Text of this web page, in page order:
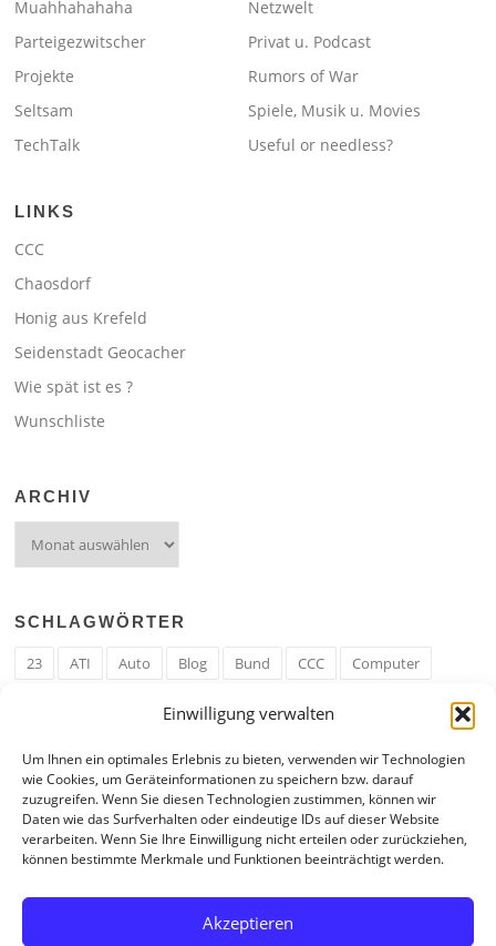
Einwilligung verwalten
Um Ihnen ein optimales Erlebnis zu bieten, verwenden wir Technologien
wie Cookies, um Geräteinformationen zu speichern bzw. darauf
zuzugreifen. Wenn Sie diesen Technologien zustimmen, können wir
Daten wie das Surfverhalten oder eindeutige IDs auf dieser Website
verarbeiten. Wenn Sie Ihre Einwilligung nicht erteilen oder zurückziehen,
können bestimmte Merkmale und Funktionen beeinträchtigt werden.
Akzeptieren
Muahhahahaha
Netzwelt
Parteigezwitscher
Privat u. Podcast
Projekte
Rumors of War
Seltsam
Spiele, Musik u. Movies
TechTalk
Useful or needless?
LINKS
CCC
Chaosdorf
Honig aus Krefeld
Seidenstadt Geocacher
Wie spät ist es ?
Wunschliste
ARCHIV
SCHLAGWÖRTER
23 ATI Auto Blog Bund CCC
Computer
Google
Hack Hand HE ICE IE Internet
Krefeld
Liebe Linux u. Software Mail Mann
PHP
RAM
Regeln RZ Spam Spiel Ticker
USA